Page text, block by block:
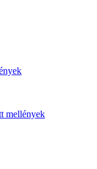
mellények